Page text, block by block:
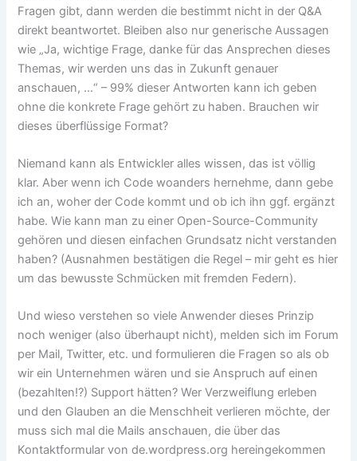
Fragen gibt, dann werden die bestimmt nicht in der Q&A
direkt beantwortet. Bleiben also nur generische Aussagen
wie „Ja, wichtige Frage, danke für das Ansprechen dieses
Themas, wir werden uns das in Zukunft genauer
anschauen, …“ – 99% dieser Antworten kann ich geben
ohne die konkrete Frage gehört zu haben. Brauchen wir
dieses überflüssige Format?
Niemand kann als Entwickler alles wissen, das ist völlig
klar. Aber wenn ich Code woanders hernehme, dann gebe
ich an, woher der Code kommt und ob ich ihn ggf. ergänzt
habe. Wie kann man zu einer Open-Source-Community
gehören und diesen einfachen Grundsatz nicht verstanden
haben? (Ausnahmen bestätigen die Regel – mir geht es hier
um das bewusste Schmücken mit fremden Federn).
Und wieso verstehen so viele Anwender dieses Prinzip
noch weniger (also überhaupt nicht), melden sich im Forum
per Mail, Twitter, etc. und formulieren die Fragen so als ob
wir ein Unternehmen wären und sie Anspruch auf einen
(bezahlten!?) Support hätten? Wer Verzweiflung erleben
und den Glauben an die Menschheit verlieren möchte, der
muss sich mal die Mails anschauen, die über das
Kontaktformular von de.wordpress.org hereingekommen